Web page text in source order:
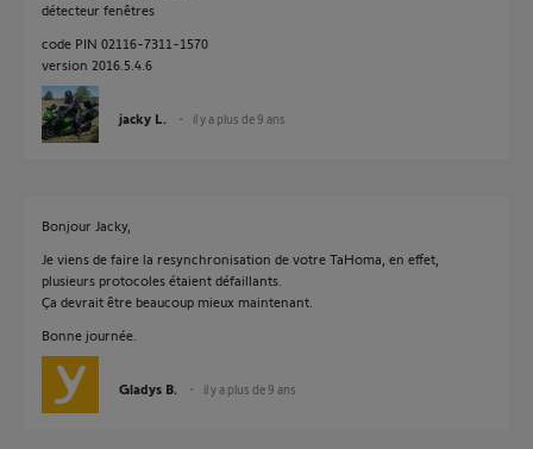
détecteur fenêtres
code PIN 02116-7311-1570
version 2016.5.4.6
jacky L. il y a plus de 9 ans
Bonjour Jacky,
Je viens de faire la resynchronisation de votre TaHoma, en effet,
plusieurs protocoles étaient défaillants.
Ça devrait être beaucoup mieux maintenant.
Bonne journée.
Gladys B. il y a plus de 9 ans